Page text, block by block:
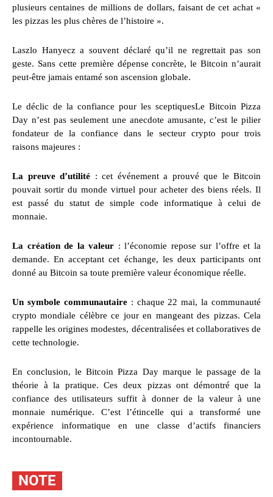
plusieurs centaines de millions de dollars, faisant de cet achat «
les pizzas les plus chères de l’histoire ».
Laszlo Hanyecz a souvent déclaré qu’il ne regrettait pas son
geste. Sans cette première dépense concrète, le Bitcoin n’aurait
peut-être jamais entamé son ascension globale.
Le déclic de la confiance pour les sceptiquesLe Bitcoin Pizza
Day n’est pas seulement une anecdote amusante, c’est le pilier
fondateur de la confiance dans le secteur crypto pour trois
raisons majeures :
La preuve d’utilité : cet événement a prouvé que le Bitcoin
pouvait sortir du monde virtuel pour acheter des biens réels. Il
est passé du statut de simple code informatique à celui de
monnaie.
La création de la valeur : l’économie repose sur l’offre et la
demande. En acceptant cet échange, les deux participants ont
donné au Bitcoin sa toute première valeur économique réelle.
Un symbole communautaire: chaque 22 mai, la communauté
crypto mondiale célèbre ce jour en mangeant des pizzas. Cela
rappelle les origines modestes, décentralisées et collaboratives de
cette technologie.
En conclusion, le Bitcoin Pizza Day marque le passage de la
théorie à la pratique. Ces deux pizzas ont démontré que la
confiance des utilisateurs suffit à donner de la valeur à une
monnaie numérique. C’est l’étincelle qui a transformé une
expérience informatique en une classe d’actifs financiers
incontournable.
NOTE